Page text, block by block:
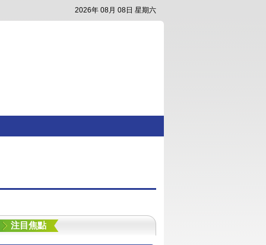
2026年 08月 08日 星期六
注目焦點